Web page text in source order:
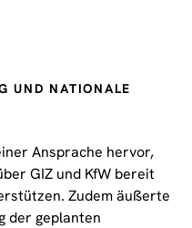
UND NATIONALE
Ansprache hervor,
GIZ und KfW bereit
Zudem äußerte
der geplanten